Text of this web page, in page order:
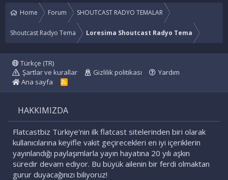
Home Forum SHOUTCAST RADYO TEMALAR
Shoutcast Radyo Tema Loresima Shoutcast Radyo Tema
Türkçe (TR)
Şartlar ve kurallar
Gizlilik politikası
Yardım
Ana sayfa
R
HAKKIMIZDA
Flatcastbiz Türkiye'nin ilk flatcast sitelerinden biri olarak
kullanıcılarına keyifle vakit geçirecekleri en iyi içeriklerin
yayınlandığı paylaşımlarla yayın hayatına 20 yılı aşkın
süredir devam ediyor. Bu büyük ailenin bir ferdi olmaktan
gurur duyacağınızı biliyoruz!